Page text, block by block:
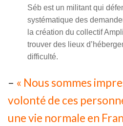
Séb est un militant qui
systématique des
la création du collectif
trouver des lieux
difficulté.
– « Nous sommes
volonté de ces
une vie normale en